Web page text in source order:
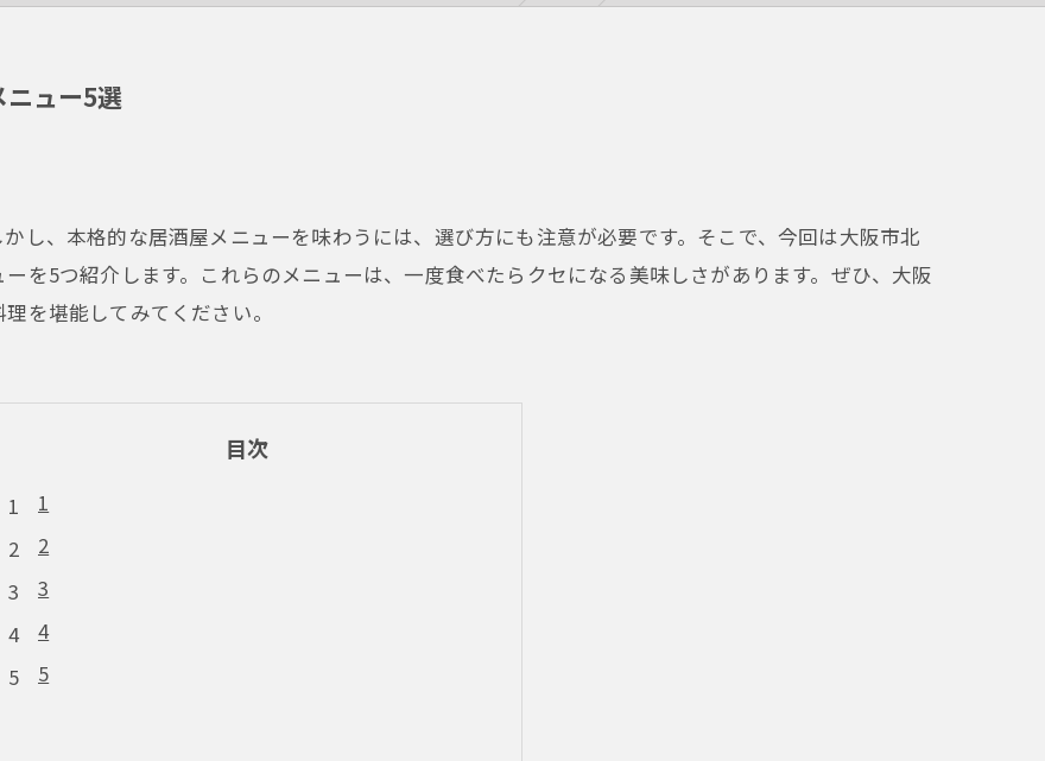
ニュー5選
し、本格的な居酒屋メニューを味わうには、選び方にも注意が必要です。そこで、今回は大阪市北
を5つ紹介します。これらのメニューは、一度食べたらクセになる美味しさがあります。ぜひ、大阪
を堪能してみてください。
目次
1
2
3
4
5